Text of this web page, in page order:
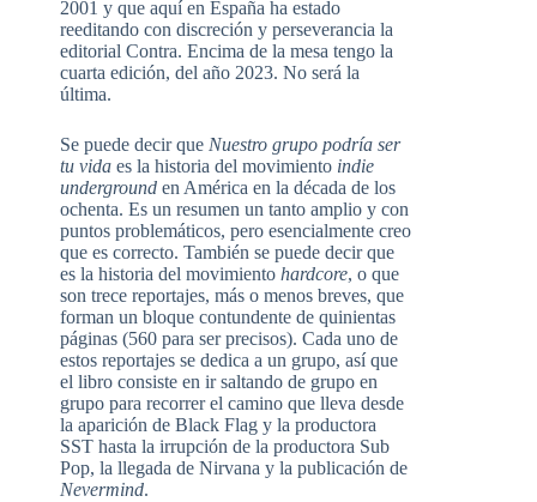
2001 y que aquí en España ha estado
reeditando con discreción y perseverancia la
editorial Contra. Encima de la mesa tengo la
cuarta edición, del año 2023. No será la
última.
Se puede decir que Nuestro grupo podría ser
tu vida es la historia del movimiento indie
underground en América en la década de los
ochenta. Es un resumen un tanto amplio y con
puntos problemáticos, pero esencialmente creo
que es correcto. También se puede decir que
es la historia del movimiento hardcore, o que
son trece reportajes, más o menos breves, que
forman un bloque contundente de quinientas
páginas (560 para ser precisos). Cada uno de
estos reportajes se dedica a un grupo, así que
el libro consiste en ir saltando de grupo en
grupo para recorrer el camino que lleva desde
la aparición de Black Flag y la productora
SST hasta la irrupción de la productora Sub
Pop, la llegada de Nirvana y la publicación de
Nevermind.